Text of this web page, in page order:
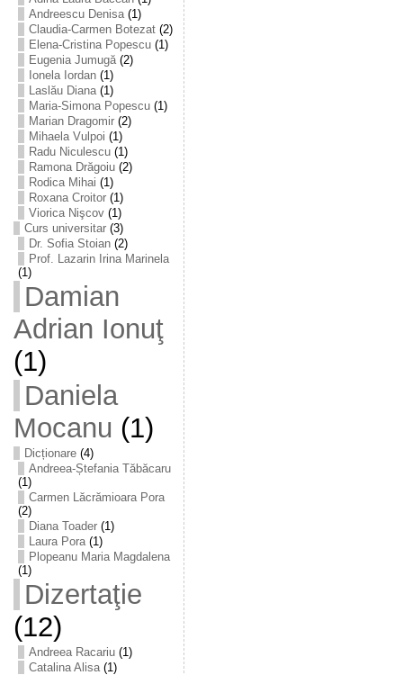
Andreescu Denisa(1)
Claudia-Carmen Botezat(2)
Elena-Cristina Popescu(1)
Eugenia Jumugă(2)
Ionela Iordan(1)
Laslău Diana(1)
Maria-Simona Popescu(1)
Marian Dragomir(2)
Mihaela Vulpoi (1)
Radu Niculescu(1)
Ramona Drăgoiu(2)
Rodica Mihai (1)
Roxana Croitor(1)
Viorica Nişcov(1)
Curs universitar(3)
Dr. Sofia Stoian(2)
Prof. Lazarin Irina Marinela
(1)
Damian
Adrian Ionuţ
(1)
Daniela
Mocanu (1)
Dicționare(4)
Andreea-Ștefania Tăbăcaru
(1)
Carmen Lăcrămioara Pora
(2)
Diana Toader(1)
Laura Pora(1)
Plopeanu Maria Magdalena
(1)
Dizertaţie
(12)
Andreea Racariu(1)
Catalina Alisa(1)